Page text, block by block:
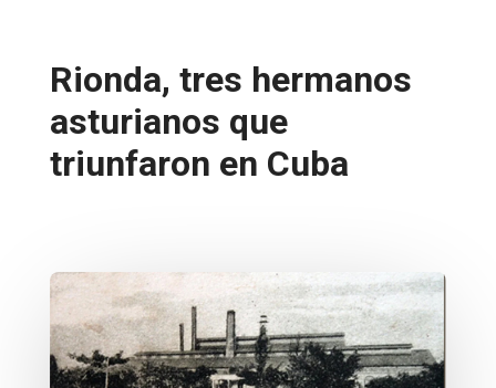
Rionda, tres hermanos
asturianos que
triunfaron en Cuba